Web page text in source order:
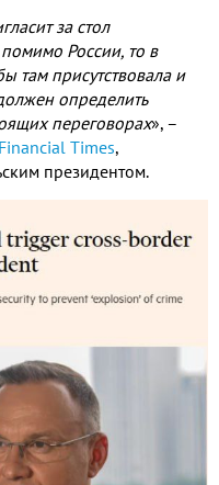
за стол
России, то в
там присутствовала и
определить
переговорах», –
Financial Times,
президентом.